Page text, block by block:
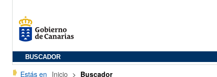
BUSCADOR
Estás en Inicio > Buscador